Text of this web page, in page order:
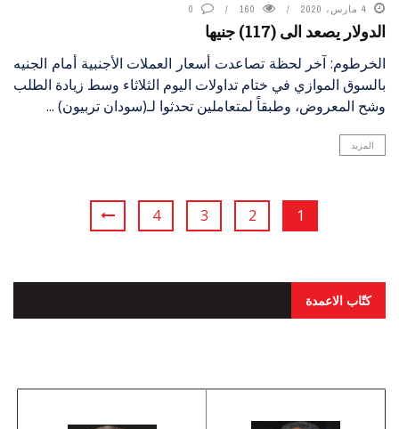
4 مارس، 2020 160
0
الدولار يصعد الى (117) جنيها
الخرطوم: آخر لحظة تصاعدت أسعار العملات الأجنبية أمام الجنيه
بالسوق الموازي في ختام تداولات اليوم الثلاثاء وسط زيادة الطلب
وشح المعروض، وطبقاً لمتعاملين تحدثوا لـ(سودان تربيون) ...
المزيد
1
2
3
4
كتّاب الاعمدة